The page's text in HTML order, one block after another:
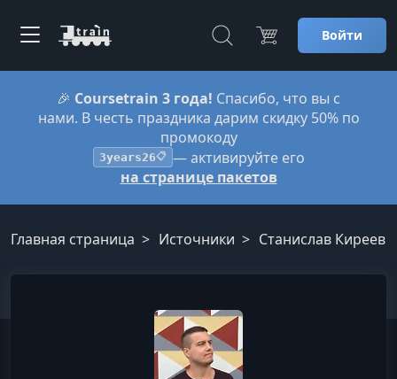
Войти
🎉 Coursetrain 3 года! Спасибо, что вы с
нами. В честь праздника дарим скидку 50% по
промокоду
3years26📋 — активируйте его
на странице пакетов
Главная страница Источники Станислав Киреев